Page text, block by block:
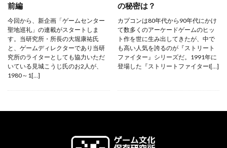
前編
今回から、新企画「ゲームセンター
聖地巡礼」の連載がスタートしま
す。当研究所・所長の大堀康祐氏
と、ゲームディレクターであり当研
究所のライターとしても協力いただ
いている見城こうじ氏のお2人が、
1980～1[…]
の秘密は？
カプコンは80年代から90年代にかけ
て数多くのアーケードゲームのヒッ
ト作を世に生み出してきたが、中で
も高い人気を誇るのが『ストリート
ファイター』シリーズだ。1991年に
登場した『ストリートファイターI[…]